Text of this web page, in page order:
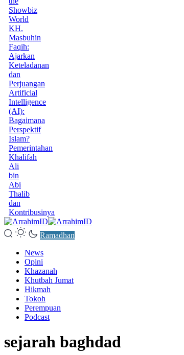
Showbiz
World
KH.
Masbuhin
Faqih:
Ajarkan
Keteladanan
dan
Perjuangan
Artificial
Intelligence
(AI):
Bagaimana
Perspektif
Islam?
Pemerintahan
Khalifah
Ali
bin
Abi
Thalib
dan
Kontribusinya
Ramadhan
News
Opini
Khazanah
Khutbah Jumat
Hikmah
Tokoh
Perempuan
Podcast
sejarah baghdad